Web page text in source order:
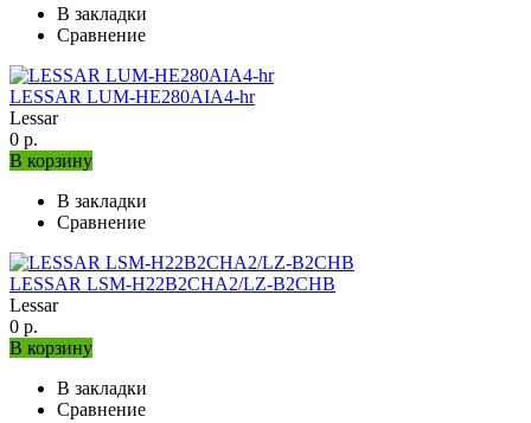
В закладки
Сравнение
LESSAR LUM-HE280AIA4-hr
Lessar
0 р.
В корзину
В закладки
Сравнение
LESSAR LSM-H22B2CHA2/LZ-B2CHB
Lessar
0 р.
В корзину
В закладки
Сравнение